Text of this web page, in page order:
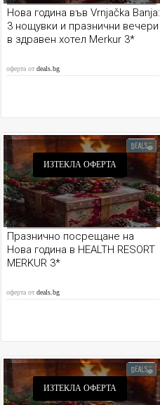
Нова година във Vrnjačka Banja:
3 нощувки и празнични вечери
в здравен хотел Merkur 3*
оферта от deals.bg
ИЗТЕКЛА ОФЕРТА
Празнично посрещане на
Нова година в HEALTH RESORT
MERKUR 3*
оферта от deals.bg
ИЗТЕКЛА ОФЕРТА